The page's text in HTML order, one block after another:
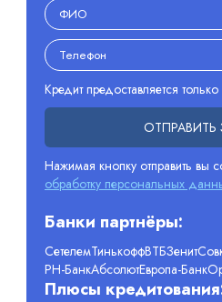
Кредит предоставляется
ОТПРАВИТЬ
Нажимая кнопку отправить вы
обработку персональных
Банки партнёры:
СетелемТинькоффВТБЗенит
РН-БанкАбсолютЕвропа-Банк
Плюсы